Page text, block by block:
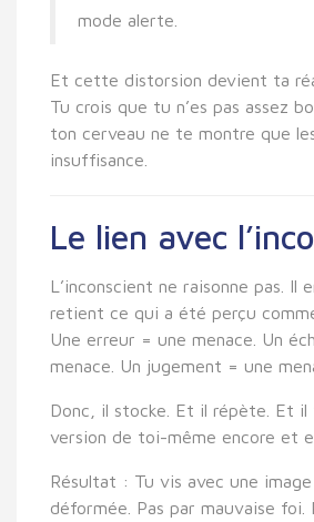
mode alerte.
Et cette distorsion devient ta
Tu crois que tu n’es pas assez
ton cerveau ne te montre que
insuffisance.
Le lien avec
L’inconscient ne raisonne pas. Il
retient ce qui a été perçu
Une erreur = une menace. Un
menace. Un jugement = une
Donc, il stocke. Et il répète. Et
version de toi-même encore et
Résultat : Tu vis avec une
déformée. Pas par mauvaise foi.